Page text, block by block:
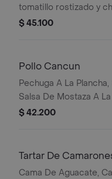
tomatillo rostizado y
acompañado de papas
$ 45.100
Pollo Cancun
Pechuga A La Plancha,
Salsa De Mostaza A
Acompanada De
$ 42.200
Tartar De
Cama De Aguacate,